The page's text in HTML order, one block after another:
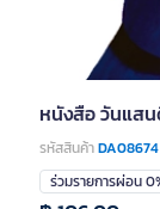
หนังสือ วันแส
รหัสสินค้าDA08674
ร่วมรายการผ่อน